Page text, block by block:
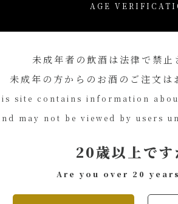
AGE
未成年者の飲酒は法律で禁止
未成年の方からのお酒のご注文は
site contains information
may not be viewed by users
20歳以上です
Are you over 20
くろうま